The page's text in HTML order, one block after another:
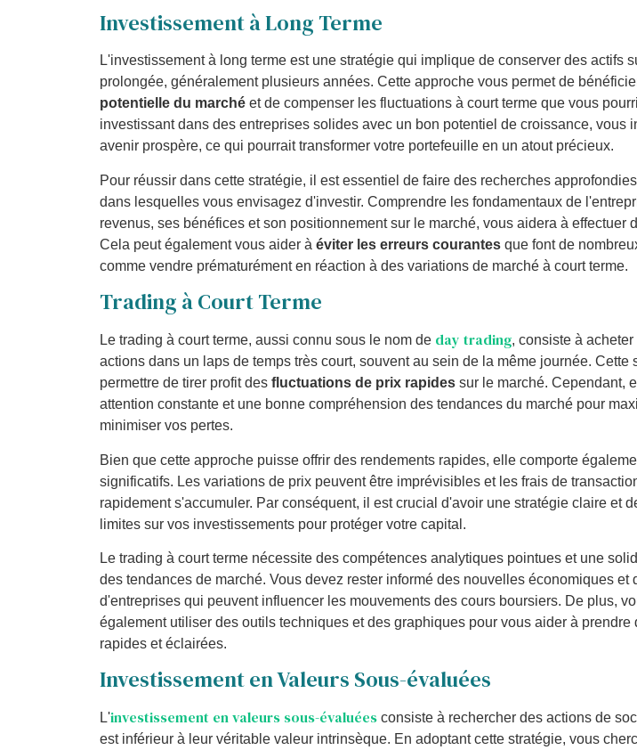
Investissement à Long Terme
L'investissement à long terme est une stratégie qui implique de conserver des actifs
prolongée, généralement plusieurs années. Cette approche vous permet de
potentielle du marché et de compenser les fluctuations à court terme que vous
investissant dans des entreprises solides avec un bon potentiel de croissance, vous
avenir prospère, ce qui pourrait transformer votre portefeuille en un atout précieux.
Pour réussir dans cette stratégie, il est essentiel de faire des recherches
dans lesquelles vous envisagez d'investir. Comprendre les fondamentaux de
revenus, ses bénéfices et son positionnement sur le marché, vous aidera à effectuer
Cela peut également vous aider à éviter les erreurs courantes que font de
comme vendre prématurément en réaction à des variations de marché à court terme.
Trading à Court Terme
Le trading à court terme, aussi connu sous le nom de day trading, consiste à
actions dans un laps de temps très court, souvent au sein de la même journée. Cette
permettre de tirer profit des fluctuations de prix rapides sur le marché. Cependant,
attention constante et une bonne compréhension des tendances du marché pour
minimiser vos pertes.
Bien que cette approche puisse offrir des rendements rapides, elle comporte
significatifs. Les variations de prix peuvent être imprévisibles et les frais de
rapidement s'accumuler. Par conséquent, il est crucial d'avoir une stratégie claire et
limites sur vos investissements pour protéger votre capital.
Le trading à court terme nécessite des compétences analytiques pointues et une
des tendances de marché. Vous devez rester informé des nouvelles économiques et
d'entreprises qui peuvent influencer les mouvements des cours boursiers. De plus,
également utiliser des outils techniques et des graphiques pour vous aider à prendre
rapides et éclairées.
Investissement en Valeurs Sous-évaluées
L'investissement en valeurs sous-évaluées consiste à rechercher des actions de
est inférieur à leur véritable valeur intrinsèque. En adoptant cette stratégie, vous